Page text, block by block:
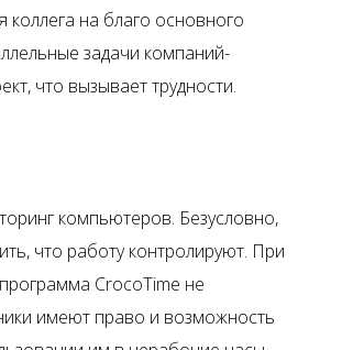
коллега на благо основного
задачи компаний-
что вызывает трудности.
компьютеров. Безусловно,
что работу контролируют. При
CrocoTime не
имеют право и возможность